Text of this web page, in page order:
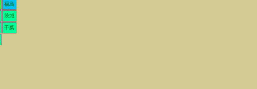
福島
茨城
千葉